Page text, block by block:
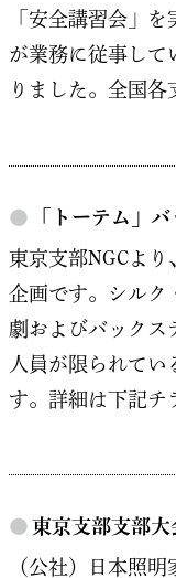
「安全講習会」
が業務に従事して
りました。全国
● 「トーテム」
東京支部NGCよ
企画です。シルク
劇およびバックス
人員が限られて
す。詳細は下記
● 東京支部支部
（公社）日本照